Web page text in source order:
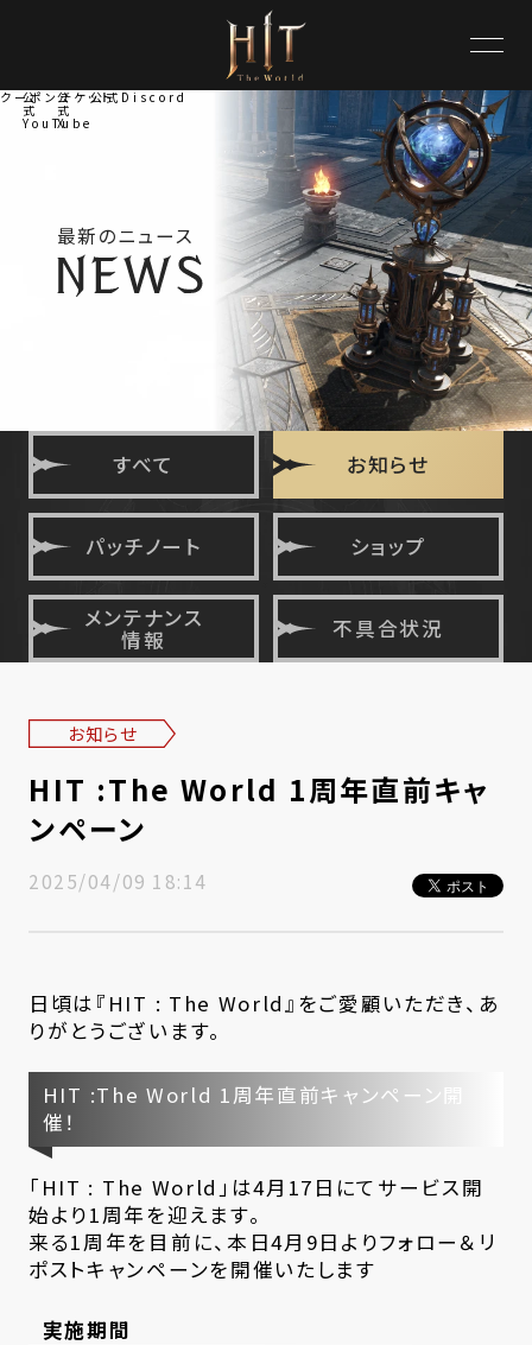
クーポンチケット
公
式
YouTube
公
式
X
公式Discord
最新のニュース
すべて お知らせ
パッチノート ショップ
メンテナンス
情報 不具合状況
お知らせ
HIT :The World 1周年直前キャ
ンペーン
2025/04/09 18:14
日頃は『HIT : The World』をご愛顧いただき、あ
りがとうございます。
HIT :The World 1周年直前キャンペーン開
催！
「HIT : The World」は4月17日にてサービス開
始より1周年を迎えます。
来る1周年を目前に、本日4月9日よりフォロー＆リ
ポストキャンペーンを開催いたします
実施期間